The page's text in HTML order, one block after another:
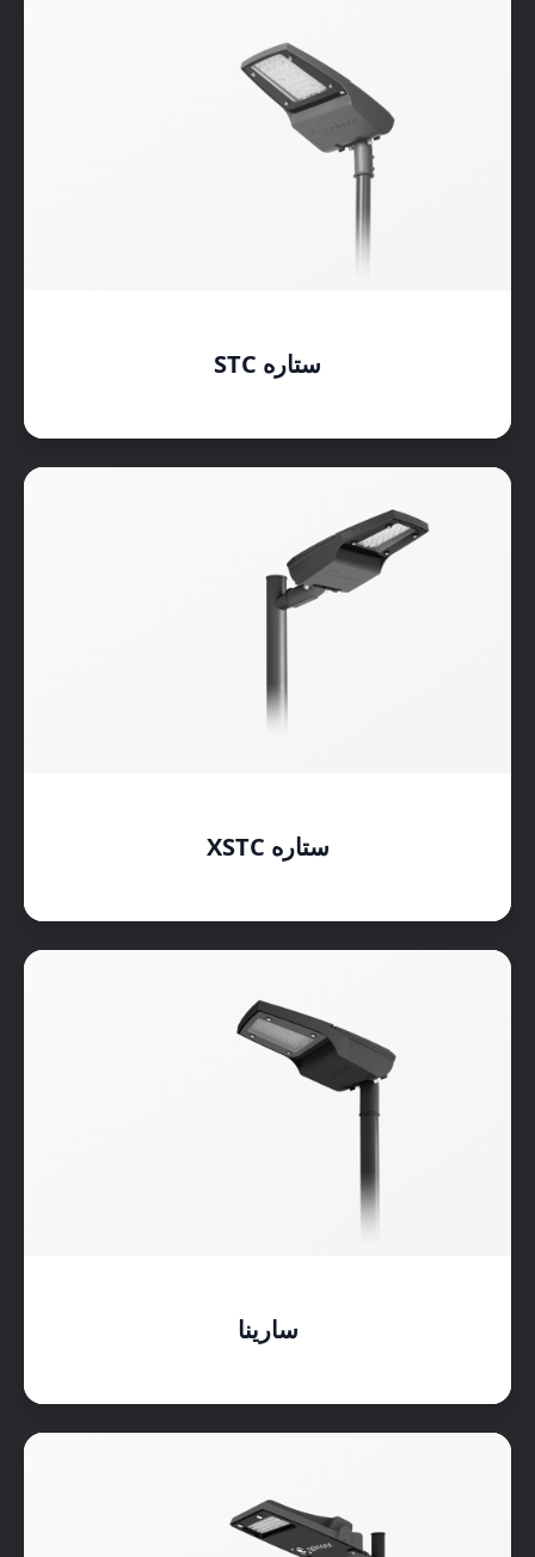
ستاره STC
ستاره XSTC
سارينا